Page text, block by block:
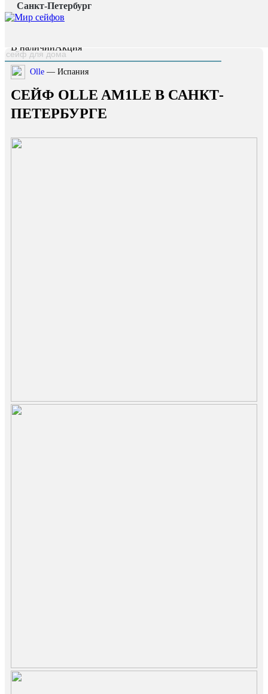
Санкт-Петербург
Главная страница /
Каталог /
В наличииАкция
Olle — Испания
СЕЙФ OLLE AM1LE В САНКТ-
ПЕТЕРБУРГЕ